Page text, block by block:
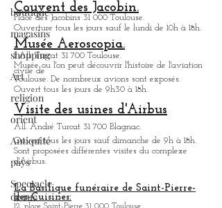
boutique
magasins
shopping
Art
religion
orient
Antiquité
pays
Spectacle
de rue
Fermé temporairement, ouverture partielle à l'été
2023.
Couvent des Jacobin.
Place des Jacobins 31 000 Toulouse.
Ouverture tous les jours sauf le lundi de 10h à 18h.
Musée Aeroscopia.
1 All. Turcat 31 700 Toulouse.
Musée ou
civile de
Toulouse. De nombreux avions sont exposés.
Ouvert tous les jours de 9h30 à 18h.
Visite des usines d'Airbus
All. André Turcat 31 700 Blagnac.
Sont proposées différentes visites du complexe
d'Airbus.